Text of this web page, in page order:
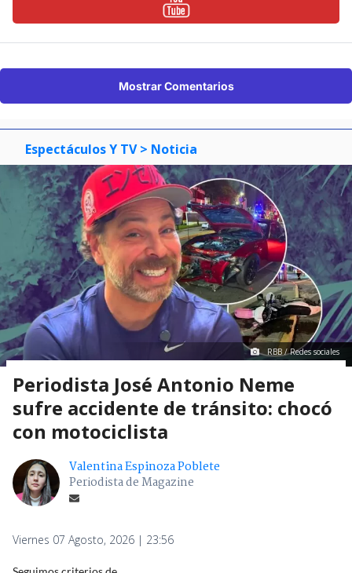
Mostrar Comentarios
Espectáculos Y TV > Noticia
RBB / Redes sociales
Periodista José Antonio Neme
sufre accidente de tránsito: chocó
con motociclista
Valentina Espinoza Poblete
Periodista de Magazine
Viernes 07 Agosto, 2026 | 23:56